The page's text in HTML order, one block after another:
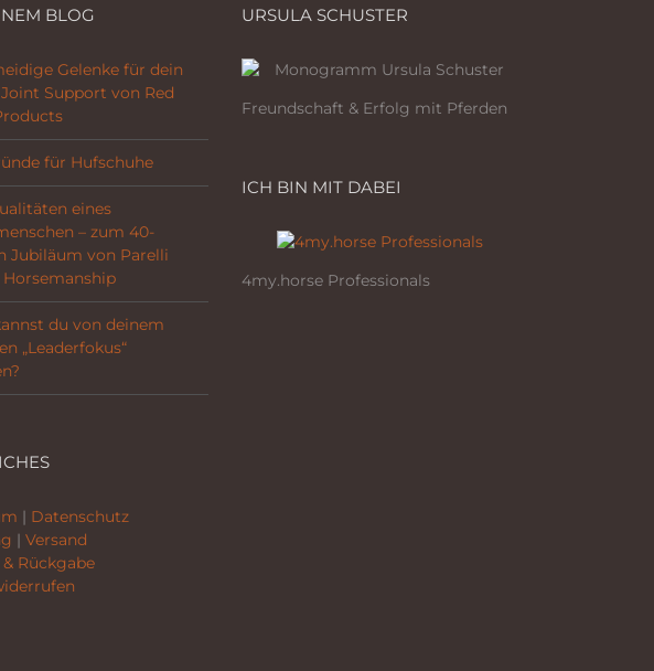
BLOG
Gelenke für dein
Support von Red
für Hufschuhe
eines
– zum 40-
Jubiläum von Parelli
du von deinem
„Leaderfokus“
| Datenschutz
| Versand
Rückgabe
URSULA SCHUSTER
Freundschaft & Erfolg mit Pferden
ICH BIN MIT DABEI
4my.horse Professionals